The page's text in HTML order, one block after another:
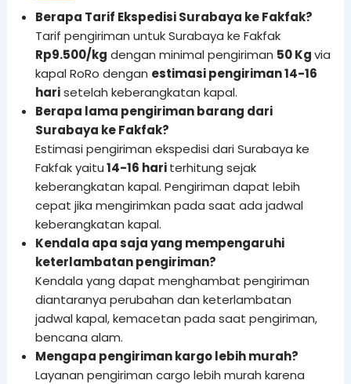
Berapa Tarif Ekspedisi Surabaya ke Fakfak?
Tarif pengiriman untuk Surabaya ke Fakfak
Rp9.500/kg dengan minimal pengiriman 50 Kgvia
kapal RoRo dengan estimasi pengiriman 14-16
harisetelah keberangkatan kapal.
Berapa lama pengiriman barang dari
Surabaya ke Fakfak?
Estimasi pengiriman ekspedisi dari Surabaya ke
Fakfak yaitu14-16 hariterhitung sejak
keberangkatan kapal. Pengiriman dapat lebih
cepat jika mengirimkan pada saat ada jadwal
keberangkatan kapal.
Kendala apa saja yang mempengaruhi
keterlambatan pengiriman?
Kendala yang dapat menghambat pengiriman
diantaranya perubahan dan keterlambatan
jadwal kapal, kemacetan pada saat pengiriman,
bencana alam.
Mengapa pengiriman kargo lebih murah?
Layanan pengiriman cargo lebih murah karena